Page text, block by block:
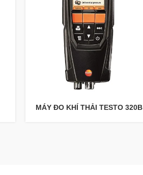
MÁY ĐO KHÍ THẢI TESTO 320B